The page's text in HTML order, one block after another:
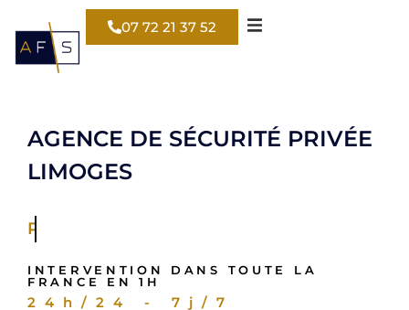
07 72 21 37 52
AGENCE DE SÉCURITÉ PRIVÉE
LIMOGES
Pour votre entrepôt
INTERVENTION DANS TOUTE LA
FRANCE EN 1H
24h/24 - 7j/7